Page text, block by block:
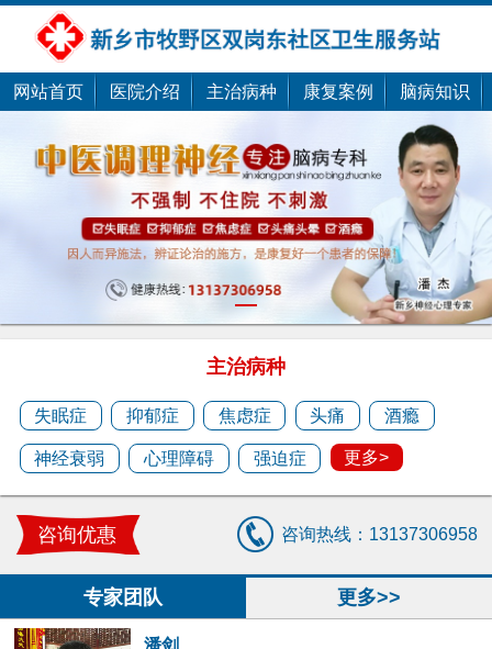
网站首页 医院介绍 主治病种 康复案例 脑病知识
1
主治病种
失眠症 抑郁症 焦虑症 头痛 酒瘾
神经衰弱 心理障碍 强迫症 更多>
咨询优惠 咨询热线：13137306958
专家团队 更多>>
潘剑
潘剑，新乡潘剑中医......
预约医生
潘杰